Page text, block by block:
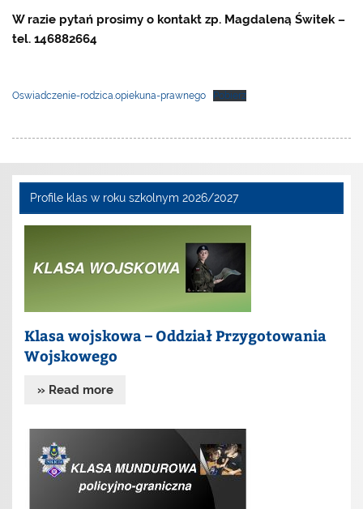
W razie pytań prosimy o kontakt zp. Magdaleną Świtek –
tel. 146882664
Oswiadczenie-rodzica.opiekuna-prawnego Pobierz
Profile klas w roku szkolnym 2026/2027
Klasa wojskowa – Oddział Przygotowania
Wojskowego
» Read more